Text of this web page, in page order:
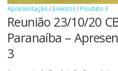
Apresentação /Eventos/Produto 3
Reunião 23/10/20
Paranaíba –
3